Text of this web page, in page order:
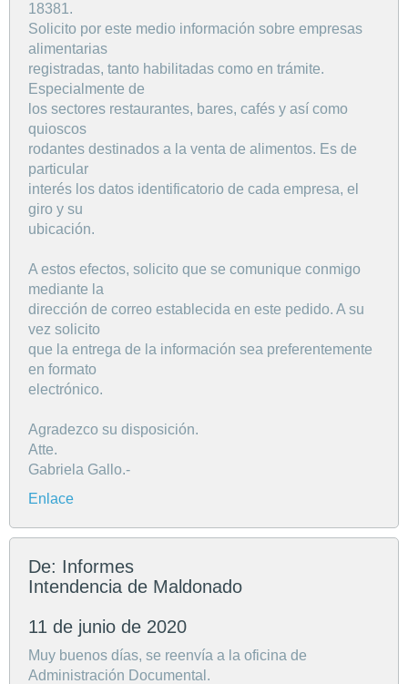
18381.
Solicito por este medio información sobre empresas
alimentarias
registradas, tanto habilitadas como en trámite.
Especialmente de
los sectores restaurantes, bares, cafés y así como
quioscos
rodantes destinados a la venta de alimentos. Es de
particular
interés los datos identificatorio de cada empresa, el
giro y su
ubicación.
A estos efectos, solicito que se comunique conmigo
mediante la
dirección de correo establecida en este pedido. A su
vez solicito
que la entrega de la información sea preferentemente
en formato
electrónico.
Agradezco su disposición.
Atte.
Gabriela Gallo.-
Enlace
De: Informes
Intendencia de Maldonado
11 de junio de 2020
Muy buenos días, se reenvía a la oficina de
Administración Documental.